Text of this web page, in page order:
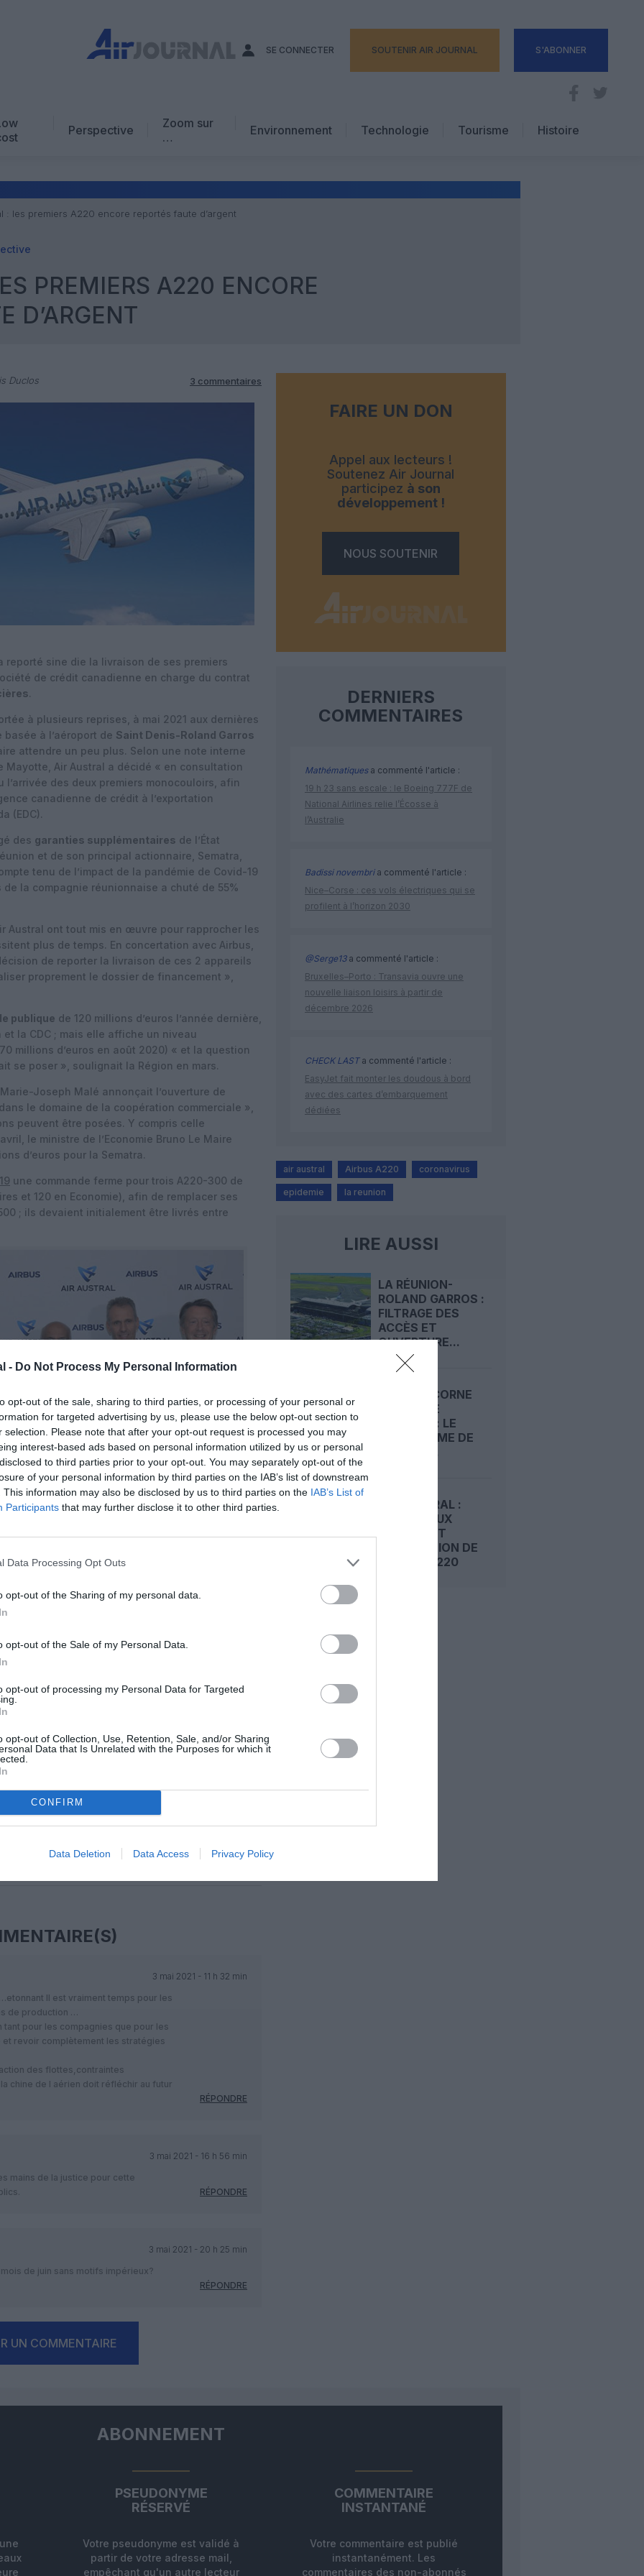
- Do Not Process My Personal Information
opt-out of the sale, sharing to third parties, or processing of your personal or
for targeted advertising by us, please use the below opt-out section to
selection. Please note that after your opt-out request is processed you may
interest-based ads based on personal information utilized by us or personal
to third parties prior to your opt-out. You may separately opt-out of the
of your personal information by third parties on the IAB’s list of downstream
This information may also be disclosed by us to third parties on the IAB’s List of
Participants that may further disclose it to other third parties.
Data Processing Opt Outs
opt-out of the Sharing of my personal data.
opt-out of the Sale of my Personal Data.
opt-out of processing my Personal Data for Targeted
opt-out of Collection, Use, Retention, Sale, and/or Sharing
Data that Is Unrelated with the Purposes for which it
CONFIRM
Data Deletion Data Access Privacy Policy
SE CONNECTER SOUTENIR AIR JOURNAL S'ABONNER
Perspective
Zoom sur
…
Avis d’expert
Environnement Technologie
Tourisme
Hôtellerie
Histoire
: les premiers A220 encore reportés faute d’argent
PREMIERS A220 ENCORE
D’ARGENT
Duclos 3 commentaires
reporté sine die la livraison de ses premiers
de crédit canadienne en charge du contrat
.
à plusieurs reprises, à mai 2021 aux dernières
à l’aéroport de Saint Denis-Roland Garros
attendre un peu plus. Selon une note interne
Mayotte, Air Austral a décidé « en consultation
des deux premiers monocouloirs, afin
canadienne de crédit à l’exportation
(EDC).
des garanties supplémentaires de l’État
et de son principal actionnaire, Sematra,
tenu de l’impact de la pandémie de Covid-19
la compagnie réunionnaise a chuté de 55%
Austral ont tout mis en œuvre pour rapprocher les
plus de temps. En concertation avec Airbus,
de reporter la livraison de ces 2 appareils
proprement le dossier de financement »,
publique de 120 millions d’euros l’année dernière,
la CDC ; mais elle affiche un niveau
millions d’euros en août 2020) « et la question
se poser », soulignait la Région en mars.
Joseph Malé annonçait l’ouverture de
le domaine de la coopération commerciale »,
peuvent être posées. Y compris celle
le ministre de l’Economie Bruno Le Maire
d’euros pour la Sematra.
une commande ferme pour trois A220-300 de
et 120 en Economie), afin de remplacer ses
; ils devaient initialement être livrés entre
©Airbus
nous, faites un don !
SOUTENIR
FacebookTwitterPinterestLinkedInEmail Print
3 mai 2021 - 11 h 32 min
Il est vraiment temps pour les
de production …
tant pour les compagnies que pour les
revoir complètement les stratégies
des flottes,contraintes
chine de l aérien doit réfléchir au futur
RÉPONDRE
3 mai 2021 - 16 h 56 min
mains de la justice pour cette
RÉPONDRE
3 mai 2021 - 20 h 25 min
de juin sans motifs impérieux?
RÉPONDRE
UN COMMENTAIRE
FAIRE UN DON
Appel aux lecteurs !
Soutenez Air Journal
participez à son
développement !
NOUS SOUTENIR
DERNIERS
COMMENTAIRES
Mathématiquesa commenté l'article :
19 h 23 sans escale : le Boeing 777F de
National Airlines relie l’Écosse à
l’Australie
Badissi novembria commenté l'article :
Nice–Corse : ces vols électriques qui se
profilent à l’horizon 2030
@Serge13a commenté l'article :
Bruxelles–Porto : Transavia ouvre une
nouvelle liaison loisirs à partir de
décembre 2026
CHECK LASTa commenté l'article :
EasyJet fait monter les doudous à bord
avec des cartes d’embarquement
dédiées
air austral Airbus A220 coronavirus
epidemie la reunion
LIRE AUSSI
LA RÉUNION-
ROLAND GARROS :
FILTRAGE DES
ACCÈS ET
OUVERTURE...
MYCAPRICORNE
NOUVELLE
FORMULE : LE
PROGRAMME DE
AIR AUSTRAL :
RETOUR AUX
PROFITS ET
PRÉPARATION DE
L’APRÈS‑A220
ABONNEMENT
PSEUDONYME
RÉSERVÉ
Votre pseudonyme est validé à
partir de votre adresse mail,
empêchant qu'un autre lecteur
COMMENTAIRE
INSTANTANÉ
Votre commentaire est publié
instantanément. Les
commentaires des non-abonnés